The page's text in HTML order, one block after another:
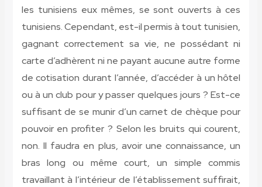
les tunisiens eux mêmes, se sont ouverts à ces
tunisiens. Cependant, est-il permis à tout tunisien,
gagnant correctement sa vie, ne possédant ni
carte d’adhèrent ni ne payant aucune autre forme
de cotisation durant l’année, d’accéder à un hôtel
ou à un club pour y passer quelques jours ? Est-ce
suffisant de se munir d’un carnet de chèque pour
pouvoir en profiter ? Selon les bruits qui courent,
non. Il faudra en plus, avoir une connaissance, un
bras long ou même court, un simple commis
travaillant à l’intérieur de l’établissement suffirait,